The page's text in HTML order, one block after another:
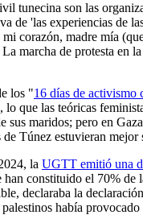
tunecina son las
de 'las experiencias de
corazón, madre mía
marcha de protesta en
los "16 días de activismo
que las teóricas
sus maridos; pero en
Túnez estuvieran
la UGTT emitió una
constituido el 70%
declaraba la
había